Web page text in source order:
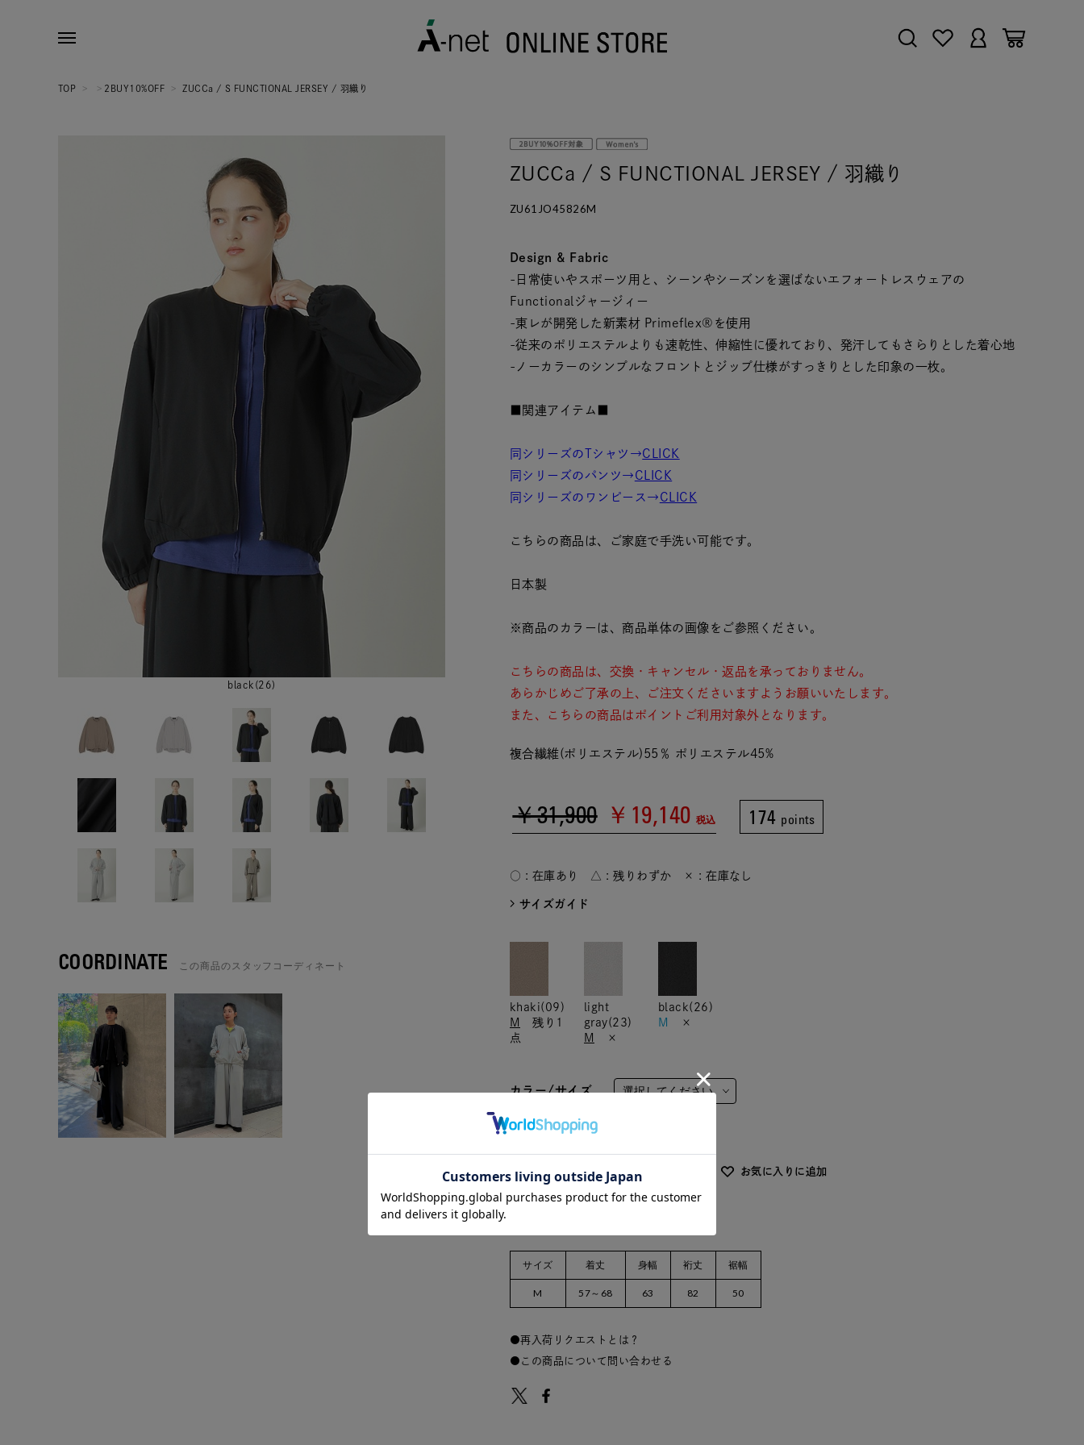
TOP > > 2BUY10%OFF > ZUCCa / S FUNCTIONAL JERSEY / 羽織り
black(26)
COORDINATE この商品のスタッフコーディネート
ZUCCa / S FUNCTIONAL JERSEY / 羽織り
ZU61JO45826M
Design & Fabric
-日常使いやスポーツ用と、シーンやシーズンを選ばないエフォートレスウェアの
Functionalジャージィー
-東レが開発した新素材 Primeflex®を使用
-従来のポリエステルよりも速乾性、伸縮性に優れており、発汗してもさらりとした着心地
-ノーカラーのシンプルなフロントとジップ仕様がすっきりとした印象の一枚。
■関連アイテム■
同シリーズのTシャツ→CLICK
同シリーズのパンツ→ CLICK
同シリーズのワンピース→ CLICK
こちらの商品は、ご家庭で手洗い可能です。
日本製
※商品のカラーは、商品単体の画像をご参照ください。
こちらの商品は、交換・キャンセル・返品を承っておりません。
あらかじめご了承の上、ご注文くださいますようお願いいたします。
また、こちらの商品はポイントご利用対象外となります。
複合繊維(ポリエステル)55％ ポリエステル45%
￥31,900 ￥19,140 税込 174 points
○ : 在庫あり △ : 残りわずか × : 在庫なし
サイズガイド
khaki(09)
M
残り1
点
light
gray(23)
M
×
black(26)
M
×
カラー/サイズ
数量：
お気に入りに追加
サイズ 着丈 身幅 裄丈 裾幅
M 57～68 63 82 50
再入荷リクエストとは？
この商品について問い合わせる